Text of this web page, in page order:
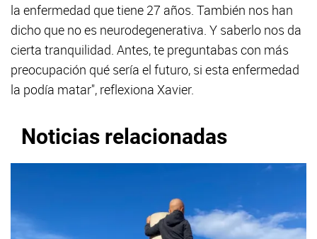
la enfermedad que tiene 27 años. También nos han
dicho que no es neurodegenerativa. Y saberlo nos da
cierta tranquilidad. Antes, te preguntabas con más
preocupación qué sería el futuro, si esta enfermedad
la podía matar", reflexiona Xavier.
Noticias relacionadas